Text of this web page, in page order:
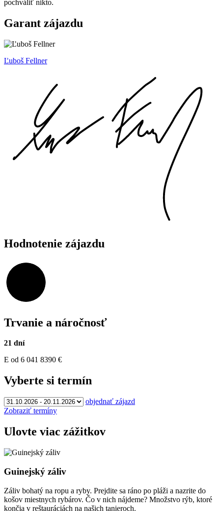
pochváliť nikto.
Garant zájazdu
Ľuboš Fellner
Hodnotenie zájazdu
Trvanie a náročnosť
21 dní
E od 6 041 8390 €
Vyberte si termín
objednať zájazd
Zobraziť termíny
Ulovte viac zážitkov
Guinejský záliv
Záliv bohatý na ropu a ryby. Prejdite sa ráno po pláži a nazrite do
košov miestnych rybárov. Čo v nich nájdeme? Množstvo rýb, ktoré
končia v reštauráciách na našich tanieroch.